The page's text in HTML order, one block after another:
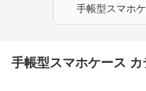
手帳型スマホ
手帳型スマホケース